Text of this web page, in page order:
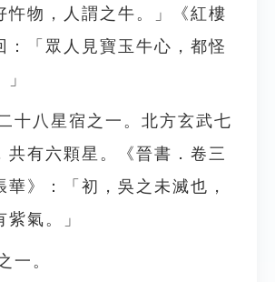
忤物，人謂之牛。」《紅樓
：「眾人見寶玉牛心，都怪
十八星宿之一。北方玄武七
共有六顆星。《晉書．卷三
華》：「初，吳之未滅也，
氣。」
一。